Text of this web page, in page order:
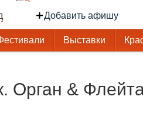
Добавить афишу
Выставки
Орган &